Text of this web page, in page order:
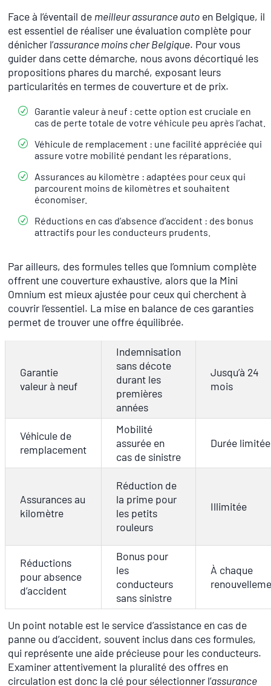
Face à l’éventail de meilleur assurance auto en Belgique, il
est essentiel de réaliser une évaluation complète pour
dénicher l’assurance moins cher Belgique. Pour vous
guider dans cette démarche, nous avons décortiqué les
propositions phares du marché, exposant leurs
particularités en termes de couverture et de prix.
Garantie valeur à neuf : cette option est cruciale en
cas de perte totale de votre véhicule peu après l’achat.
Véhicule de remplacement : une facilité appréciée qui
assure votre mobilité pendant les réparations.
Assurances au kilomètre : adaptées pour ceux qui
parcourent moins de kilomètres et souhaitent
économiser.
Réductions en cas d’absence d’accident : des bonus
attractifs pour les conducteurs prudents.
Par ailleurs, des formules telles que l’omnium complète
offrent une couverture exhaustive, alors que la Mini
Omnium est mieux ajustée pour ceux qui cherchent à
couvrir l’essentiel. La mise en balance de ces garanties
permet de trouver une offre équilibrée.
Garantie
valeur à neuf
Indemnisation
sans décote
durant les
premières
années
Jusqu’à 24
mois
Véhicule de
remplacement
Mobilité
assurée en
cas de sinistre
Durée limitée
Assurances au
kilomètre
Réduction de
la prime pour
les petits
rouleurs
Illimitée
Réductions
pour absence
d’accident
Bonus pour
les
conducteurs
sans sinistre
À chaque
Un point notable est le service d’assistance en cas de
panne ou d’accident, souvent inclus dans ces formules,
qui représente une aide précieuse pour les conducteurs.
Examiner attentivement la pluralité des offres en
circulation est donc la clé pour sélectionner l’assurance